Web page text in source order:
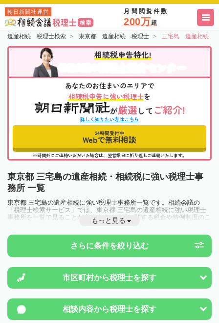
朝日新聞社運営 月間閲覧件数
200万超
遺産相続 税理士検索 東京都 遺産相続 税理士 三宅島 遺産相続
相続税申告特化!
あなたのお住まいのエリアで
相続税申告に強い税理士を
が厳選 して ご紹介!
詳しく知りたい方はこちら
24時間受付中
Webで無料相談
※時間外にご連絡いただいた場合は、翌営業日に折り返しご連絡いたします。
東京都 三宅島の遺産相続・相続税に強い税理士事
務所 一覧
東京都 三宅島の遺産相続に強い税理士事務所一覧です。相続会議の
「税理士検索サービス」では、東京都 三宅島の遺産相続に強い税理士
事務所を一覧で見ることが出来ます。相続に関する税金や特例制度のこ
とは一度近隣の税理士に相談してみましょう。
もっと見る
さらに条件を絞り込む
市区町村から税理士を探す
相談内容から税理士を探す